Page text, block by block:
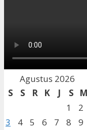
Agustus 2026
S
S R K J S
M
1
2
3
4 5 6 7 8
9